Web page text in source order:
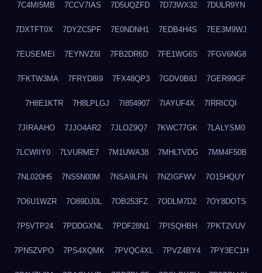
7C4MI5MB 7CCV7IAS 7D5UQZFD 7D73WX32 7DULR9YN
7DXTFT0X 7DYZC5PF 7E0NDNH1 7EDB4H4S 7EE3M9WJ
7EUSEMEI 7EYNVZ6I 7FB2DR6D 7FE1WG6S 7FGV6NG8
7FKTW3MA 7FRYD8I9 7FX48QP3 7GDV0B8J 7GER99GF
7H8E1KTR 7H8LPLGJ 7I854907 7IAYUF4X 7IRRICQI
7JIRAAHO 7JJO4AR2 7JLOZ9Q7 7KWC77GK 7LALYSM0
7LCWIIY0 7LVURME7 7M1UWA38 7MHLTVDG 7MM4F50B
7NL020H5 7NS5N00M 7NSA9LFN 7NZIGFWV 7O15HQUY
7O6U1WZR 7O89DJ0L 7OB253FZ 7ODLM7D2 7OY8DOTS
7P5VTP24 7PDDGXNL 7PDF28N1 7PISQHBH 7PKT2VUV
7PN5ZVPO 7PS4XQMK 7PVQC4XL 7PVZ4BY4 7PY3EC1H